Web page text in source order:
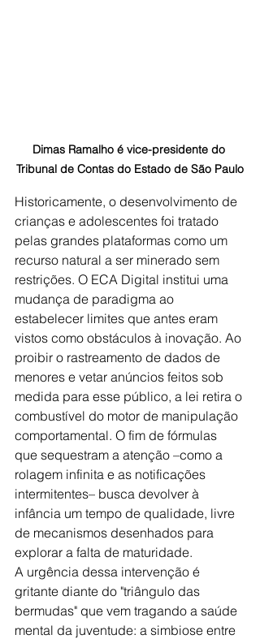
Dimas Ramalho é vice-presidente do
Tribunal de Contas do Estado de São Paulo
Historicamente, o desenvolvimento de
crianças e adolescentes foi tratado
pelas grandes plataformas como um
recurso natural a ser minerado sem
restrições. O ECA Digital institui uma
mudança de paradigma ao
estabelecer limites que antes eram
vistos como obstáculos à inovação. Ao
proibir o rastreamento de dados de
menores e vetar anúncios feitos sob
medida para esse público, a lei retira o
combustível do motor de manipulação
comportamental. O fim de fórmulas
que sequestram a atenção –como a
rolagem infinita e as notificações
intermitentes– busca devolver à
infância um tempo de qualidade, livre
de mecanismos desenhados para
explorar a falta de maturidade.
A urgência dessa intervenção é
gritante diante do "triângulo das
bermudas" que vem tragando a saúde
mental da juventude: a simbiose entre